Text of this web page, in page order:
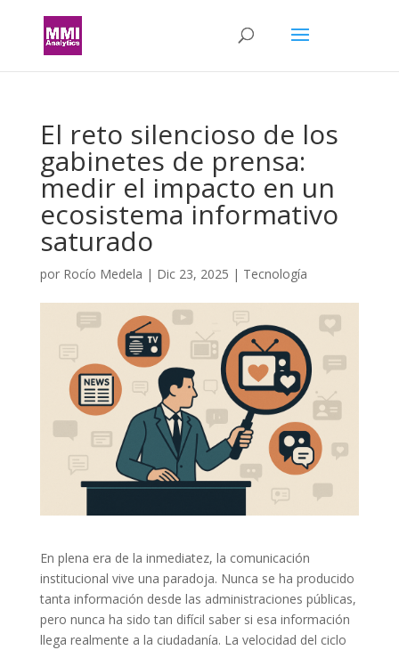
El reto silencioso de los
gabinetes de prensa:
medir el impacto en un
ecosistema informativo
saturado
por Rocío Medela | Dic 23, 2025 | Tecnología
En plena era de la inmediatez, la comunicación
institucional vive una paradoja. Nunca se ha producido
tanta información desde las administraciones públicas,
pero nunca ha sido tan difícil saber si esa información
llega realmente a la ciudadanía. La velocidad del ciclo